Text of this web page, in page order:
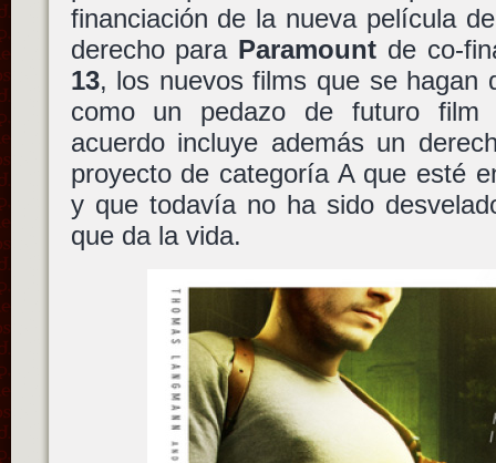
financiación de la nueva película
derecho para Paramount de co-
13, los nuevos films que se hagan
como un pedazo de futuro
acuerdo incluye además un
proyecto de categoría A que esté
y que todavía no ha sido
que da la vida.